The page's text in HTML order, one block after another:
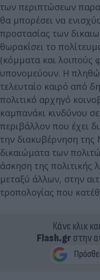
των περιπτώσεων
θα μπορέσει να
προστασίας των
θωρακίσει το
(κόμματα και λοιπούς
υπονομεύουν. Η
τελευταίο καιρό από
πολιτικό αρχηγό
καμπανάκι κινδύνου
περιβάλλον που έχει
την διακυβέρνηση της
δικαιώματα των
άσκηση της πολιτικής
μεταξύ άλλων, στην
τροπολογίας που
Κάνε κλικ
Flash.grστην